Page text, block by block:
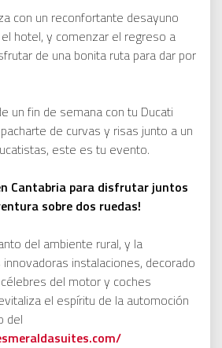
con un reconfortante desayuno
hotel, y comenzar el regreso a
de una bonita ruta para dar por
un fin de semana con tu Ducati
de curvas y risas junto a un
este es tu evento.
Cantabria para disfrutar juntos
sobre dos ruedas!
del ambiente rural, y la
instalaciones, decorado
del motor y coches
el espíritu de la automoción
del